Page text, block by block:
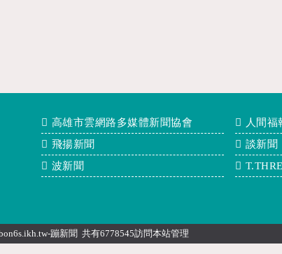
高雄市雲網路多媒體新聞協會
人間福
飛揚新聞
談新聞
波新聞
蹦新聞 共有6778545訪問本站管理